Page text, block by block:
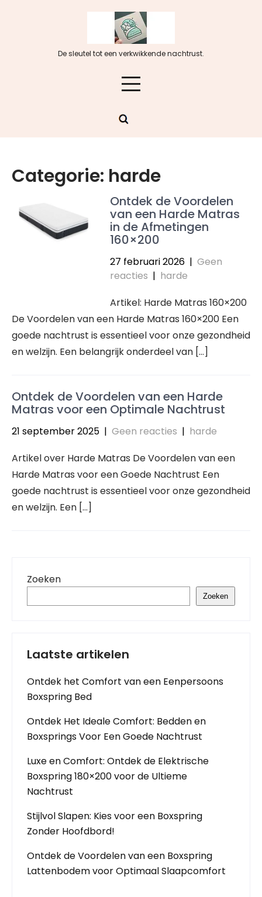
De sleutel tot een verkwikkende nachtrust.
Categorie: harde
Ontdek de Voordelen
van een Harde Matras
in de Afmetingen
160×200
27 februari 2026 | Geen
reacties | harde
Artikel: Harde Matras 160×200
De Voordelen van een Harde Matras 160×200 Een
goede nachtrust is essentieel voor onze gezondheid
en welzijn. Een belangrijk onderdeel van […]
Ontdek de Voordelen van een Harde
Matras voor een Optimale Nachtrust
21 september 2025 | Geen reacties | harde
Artikel over Harde Matras De Voordelen van een
Harde Matras voor een Goede Nachtrust Een
goede nachtrust is essentieel voor onze gezondheid
en welzijn. Een […]
Zoeken
Zoeken
Laatste artikelen
Ontdek het Comfort van een Eenpersoons
Boxspring Bed
Ontdek Het Ideale Comfort: Bedden en
Boxsprings Voor Een Goede Nachtrust
Luxe en Comfort: Ontdek de Elektrische
Boxspring 180×200 voor de Ultieme
Nachtrust
Stijlvol Slapen: Kies voor een Boxspring
Zonder Hoofdbord!
Ontdek de Voordelen van een Boxspring
Lattenbodem voor Optimaal Slaapcomfort